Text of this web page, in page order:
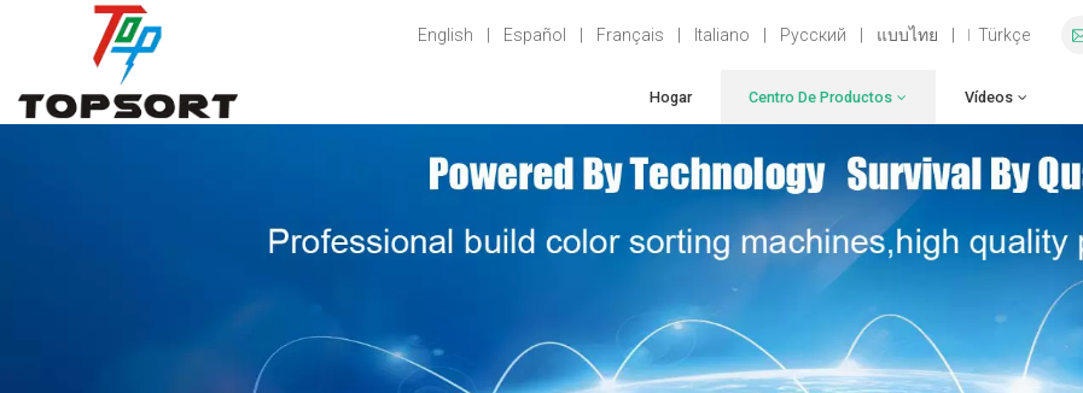
English Español Français Italiano Русский แบบไทย Türkçe
Hogar Centro De Productos Vídeos